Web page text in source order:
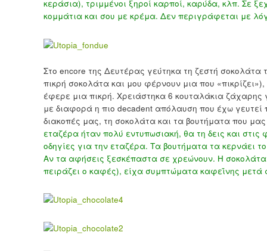
κεράσια), τριμμένοι ξηροί καρποί, καρύδα, κλπ. Σε
κομμάτια και σου με κρέμα. Δεν περιγράφεται με
Στο encore της Δευτέρας γεύτηκα τη ζεστή
πικρή σοκολάτα και μου φέρνουν μια που
έφερε μια πικρή. Χρειάστηκα 6 κουταλάκια
με διαφορά η πιο decadent απόλαυση που έχω
διακοπές μας, τη σοκολάτα και τα βουτήματα που
εταζέρα ήταν πολύ εντυπωσιακή, θα τη δεις και
οδηγίες για την εταζέρα. Τα βουτήματα τα
Αν τα αφήσεις ξεσκέπαστα σε χρεώνουν. Η
πειράζει ο καφές), είχα συμπτώματα καφεΐνης